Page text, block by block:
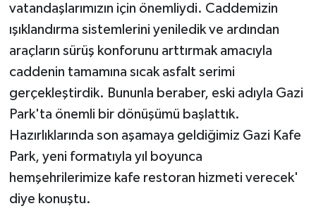
vatandaşlarımızın için önemliydi. Caddemizin
ışıklandırma sistemlerini yeniledik ve ardından
araçların sürüş konforunu arttırmak amacıyla
caddenin tamamına sıcak asfalt serimi
gerçekleştirdik. Bununla beraber, eski adıyla Gazi
Park'ta önemli bir dönüşümü başlattık.
Hazırlıklarında son aşamaya geldiğimiz Gazi Kafe
Park, yeni formatıyla yıl boyunca
hemşehrilerimize kafe restoran hizmeti verecek'
diye konuştu.